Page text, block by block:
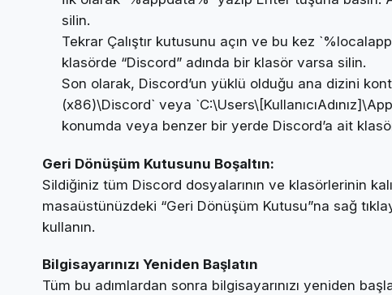
silin.
Tekrar Çalıştır kutusunu açın ve bu kez
klasörde “Discord” adında bir klasör varsa silin.
Son olarak, Discord’un yüklü olduğu ana dizini
(x86)\Discord` veya
konumda veya benzer bir yerde Discord’a ait
Geri Dönüşüm Kutusunu Boşaltın:
Sildiğiniz tüm Discord dosyalarının ve klasörlerinin
masaüstünüzdeki “Geri Dönüşüm Kutusu”na sağ
kullanın.
Bilgisayarınızı Yeniden Başlatın
Tüm bu adımlardan sonra bilgisayarınızı yeniden